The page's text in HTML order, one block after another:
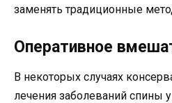
заменять традиционные
Оперативное
В некоторых случаях
лечения заболеваний спины